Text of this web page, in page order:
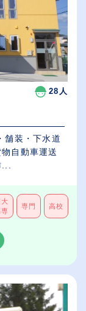
28人
舗装・下水道
自動車運送
専門 高校